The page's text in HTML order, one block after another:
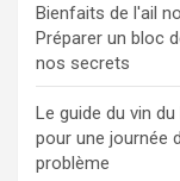
Bienfaits de l'ail
Préparer un bloc
nos secrets
Le guide du vin
pour une journée
problème